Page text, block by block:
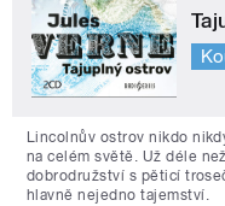
Lincolnův ostrov nikdo
na celém světě. Už déle
dobrodružství s pěticí
hlavně nejedno tajemství.